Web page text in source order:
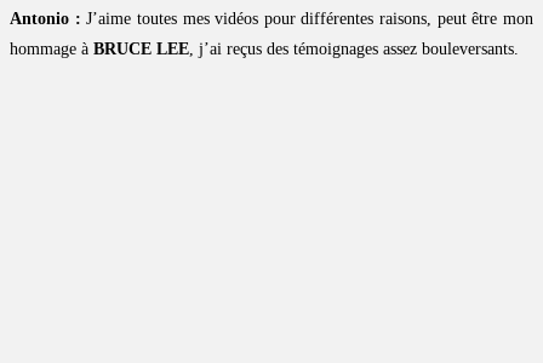
Antonio : J’aime toutes mes vidéos pour différentes raisons, peut être mon
hommage à BRUCE LEE, j’ai reçus des témoignages assez bouleversants.